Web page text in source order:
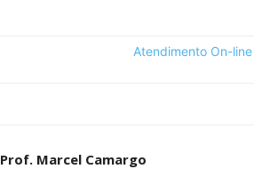
Prof. Marcel Camargo